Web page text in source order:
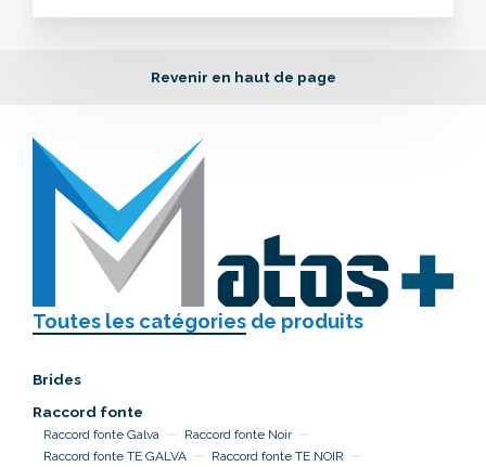
Revenir en haut de page
Toutes les catégories de produits
Brides
Raccord fonte
Raccord fonte Galva
Raccord fonte Noir
Raccord fonte TE GALVA
Raccord fonte TE NOIR